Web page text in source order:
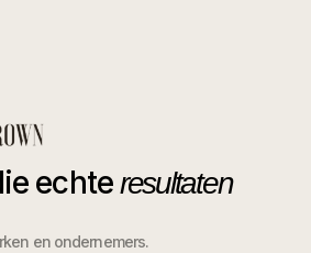
echteresultaten
en ondernemers.